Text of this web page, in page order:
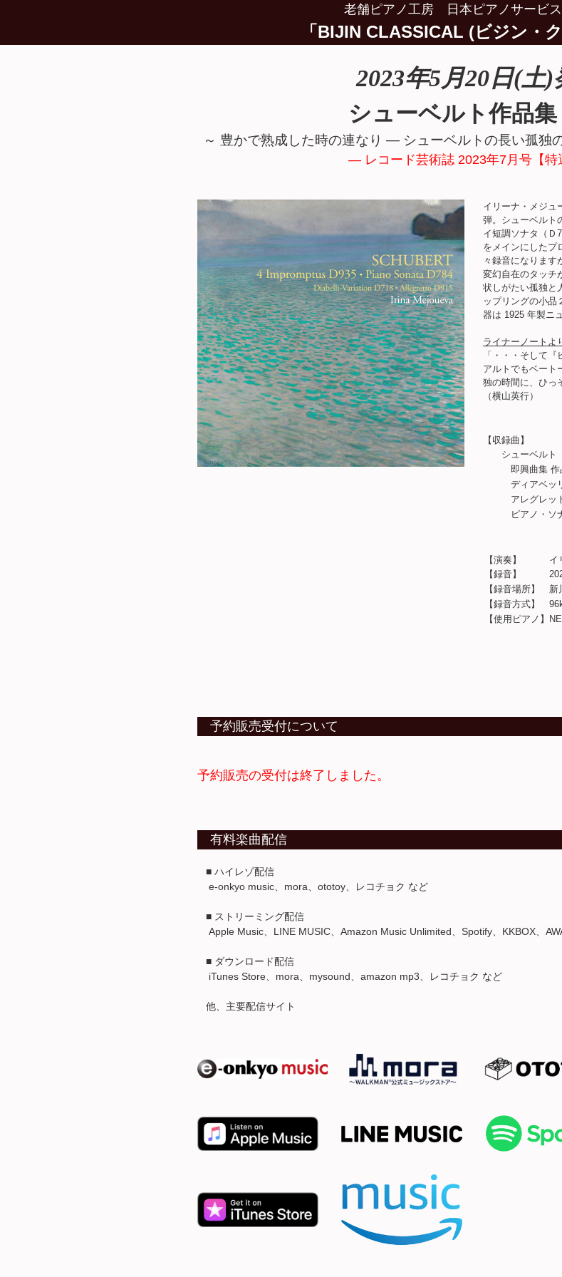
老舗ピアノ工房 日本ピアノサービ
「BIJIN CLASSICAL (ビジン・
2023年5月20日(土)
シューベルト作品集
～ 豊かで熟成した時の連なり ― シューベルトの長い孤独
― レコード芸術誌 2023年7月号【
イリーナ・メジュー
弾。シューベルトの
イ短調ソナタ（Ｄ
をメインにしたプロ
々録音になりますが
変幻自在のタッチが
状しがたい孤独と人
ップリングの小品２
器は 1925 年製ニュ
ライナーノートよ
「・・・そして『ピ
アルトでもベートー
独の時間に、ひっそ
（横山英行）
【収録曲】
シューベルト（
即興曲集 作品
ディアベッリの
アレグレット
ピアノ・ソナタ（
【演奏】 イリー
【録音】 2022
【録音場所】 新川
【録音方式】
【使用ピアノ】
予約販売受付について
予約販売の受付は終了しました。
有料楽曲配信
■ ハイレゾ配信
e-onkyo music、mora、ototoy、レコチョク など
■ ストリーミング配信
Apple Music、LINE MUSIC、Amazon Music Unlimited、Spotify、KKBOX、
■ ダウンロード配信
iTunes Store、mora、mysound、amazon mp3、レコチョク など
他、主要配信サイト